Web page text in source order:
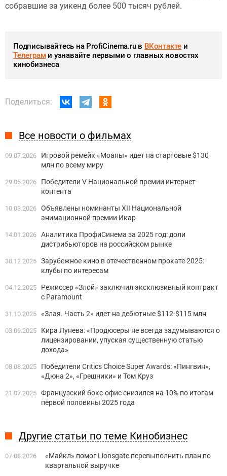
собравшие за уикенд более 500 тысяч рублей.
Подписывайтесь на ProfiCinema.ru в ВКонтакте и
Телеграми узнавайте первыми о главных новостях
кинобизнеса
Поделиться:
Все новости о фильмах
09.07.2026
Игровой ремейк «Моаны» идет на стартовые $130
млн по всему миру
29.05.2026
Победители V Национальной премии интернет-
контента
10.03.2026 Объявлены номинанты XII Национальной
анимационной премии Икар
14.01.2026 Аналитика ПрофиСинема за 2025 год: доли
дистрибьюторов на российском рынке
30.12.2025 Зарубежное кино в отечественном прокате 2025:
клубы по интересам
04.12.2025
Режиссер «Злой» заключил эксклюзивный контракт
с Paramount
31.10.2025 «Злая. Часть 2» идет на дебютные $112-$115 млн
03.09.2025
Кира Лунева: «Продюсеры не всегда задумываются о
лицензировании, упуская существенную статью
дохода»
08.08.2025
Победители Critics Choice Super Awards: «Пингвин»,
«Дюна 2», «Грешники» и Том Круз
21.07.2025 Французский бокс-офис снизился на 10% по итогам
первой половины 2025 года
Другие статьи по теме Кинобизнес
07.08.2026
«Майкл» помог Lionsgate перевыполнить план по
квартальной выручке